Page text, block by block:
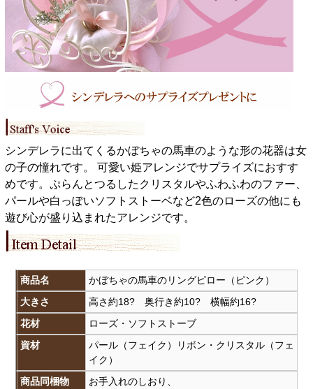
シンデレラに出てくるかぼちゃの馬車のような形の花器は女
の子の憧れです。 可愛い姫アレンジでサプライズにおすす
めです。ぷらんとつるしたクリスタルやふわふわのファー、
パールや白っぽいソフトストーベなど2色のローズの他にも
遊び心が盛り込まれたアレンジです。
商品名
かぼちゃの馬車のリングピロー（ピンク）
大きさ
高さ約18? 奥行き約10? 横幅約16?
花材
ローズ・ソフトストーブ
資材
パール（フェイク）リボン・クリスタル（フェ
イク）
商品同梱物
お手入れのしおり、